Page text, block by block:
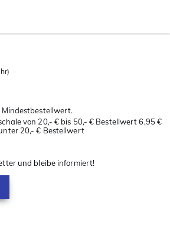
Mindestbestellwert.
von 20,- € bis 50,- € Bestellwert 6,95 €
20,- € Bestellwert
und bleibe informiert!